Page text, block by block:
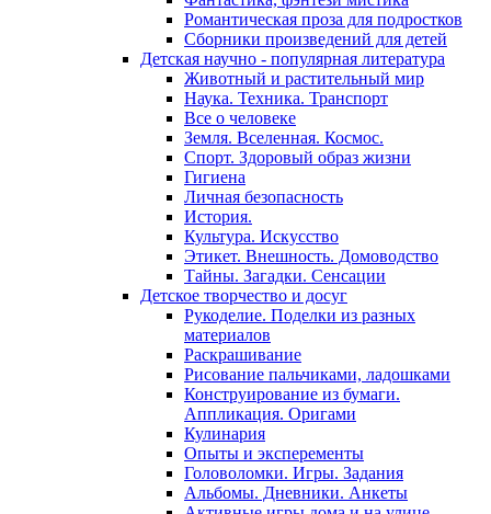
Романтическая проза для подростков
Сборники произведений для детей
Детская научно - популярная литература
Животный и растительный мир
Наука. Техника. Транспорт
Все о человеке
Земля. Вселенная. Космос.
Спорт. Здоровый образ жизни
Гигиена
Личная безопасность
История.
Культура. Искусство
Этикет. Внешность. Домоводство
Тайны. Загадки. Сенсации
Детское творчество и досуг
Рукоделие. Поделки из разных
материалов
Раскрашивание
Рисование пальчиками, ладошками
Конструирование из бумаги.
Аппликация. Оригами
Кулинария
Опыты и эксперементы
Головоломки. Игры. Задания
Альбомы. Дневники. Анкеты